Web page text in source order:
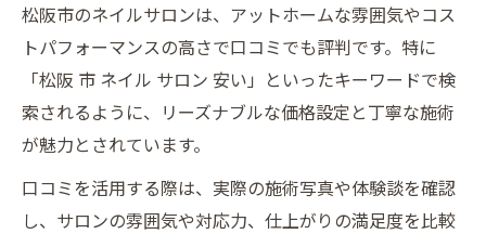
松阪市のネイルサロンは、アットホームな雰囲気やコス
トパフォーマンスの高さで口コミでも評判です。特に
「松阪 市 ネイル サロン 安い」といったキーワードで検
索されるように、リーズナブルな価格設定と丁寧な施術
が魅力とされています。
口コミを活用する際は、実際の施術写真や体験談を確認
し、サロンの雰囲気や対応力、仕上がりの満足度を比較